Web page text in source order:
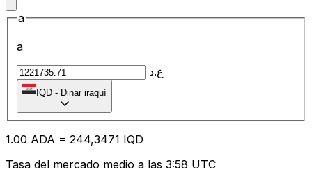
a
a
ع.د
IQD - Dinar iraquí
1.00 ADA = 244,3471 IQD
Tasa del mercado medio a las 3:58 UTC